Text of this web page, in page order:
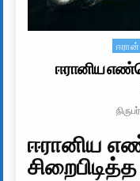
ஈரானிய
ஈரானிய